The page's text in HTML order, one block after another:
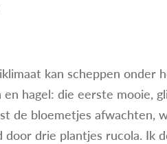
kan scheppen onder
hagel: die eerste mooie,
de bloemetjes afwachten,
drie plantjes rucola. Ik